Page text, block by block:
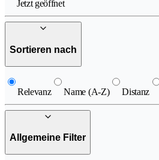
Jetzt geöffnet
Sortieren nach
Relevanz Name (A-Z) Distanz
Allgemeine Filter